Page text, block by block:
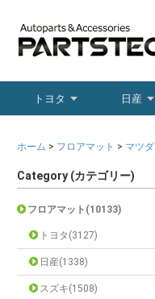
トヨタ 日産
ホーム > フロアマット > マツダ
Category (カテゴリー)
フロアマット(10133)
トヨタ(3127)
日産(1338)
スズキ(1508)